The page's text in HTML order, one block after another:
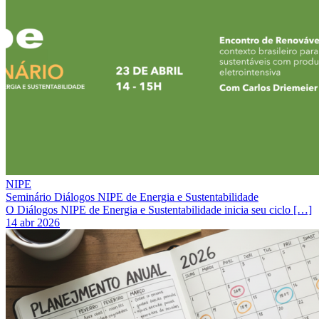
NIPE
Seminário Diálogos NIPE de Energia e Sustentabilidade
O Diálogos NIPE de Energia e Sustentabilidade inicia seu ciclo […]
14 abr 2026